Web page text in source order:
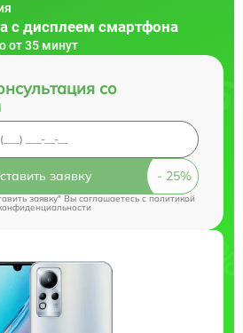
с дисплеем смартфона
от 35 минут
со
заявку
заявку" Вы соглашаетесь cполитикой